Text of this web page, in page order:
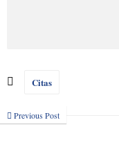
Citas
Previous Post